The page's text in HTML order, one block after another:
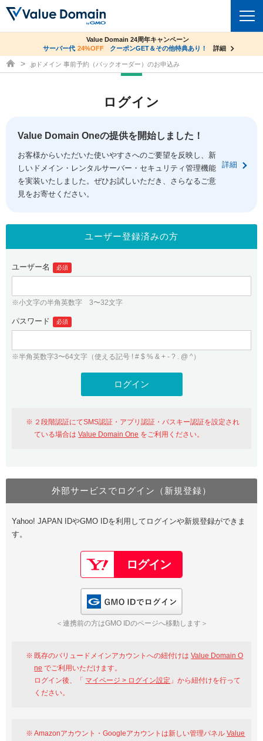
ドメイントップ
ドメイン移管
ドメイン価格一覧
ドメイン一括検索
.jpドメインオークション
gTLDオークション NEW!
.jpドメインバックオーダー
プレミアムドメイン
人気ドメインの種類
WHOIS検索
コアサーバー
バリューサーバー
XREA
セキュリティトップ
Value Domain ネットde診断
SSL証明書
サービストップ
お得意様割引
紹介制度
バリュードメインAPI
ドメイン・ホスティングOEM
facebook
ログイン
従来のバリュードメインをご利用希望の方
Value Domainにログイン
おすすめ One レンタルサーバーを含む最新の機能を使う方
Value Domain Oneにログイン
Google
GMO ID Amazon
※AmazonはValue Domain Oneのログイン画面へ遷移します
ユーザー登録
Value Domain Oneアカウント作成
以下でも登録可能
Google Yahoo!
GMO ID
co.jpドメイン✕コアサーバーV2ビジネス応援キャンペーン
サーバー料金1年間無料
詳細
Value Domain 24周年キャンペーン
サーバー代 24%OFF クーポンGET＆その他特典あり！ 詳細
ドメイン取得ならバリュードメイン
.jpドメイン 事前予約（バックオーダー）のお申込み
ログイン
Value Domain Oneの提供を開始しました！
お客様からいただいた使いやすさへのご要望を反映し、新
しいドメイン・レンタルサーバー・セキュリティ管理機能
を実装いたしました。ぜひお試しいただき、さらなるご意
見をお寄せください。
詳細
ユーザー登録済みの方
ユーザー名 必須
※小文字の半角英数字 3〜32文字
パスワード 必須
※半角英数字3〜64文字（使える記号 ! # $ % & + - ? . @ ^）
２段階認証にてSMS認証・アプリ認証・パスキー認証を設定され
ている場合はValue Domain One をご利用ください。
外部サービスでログイン（新規登録）
Yahoo! JAPAN IDやGMO IDを利用してログインや新規登録ができま
す。
＜連携前の方はGMO IDのページへ移動します＞
既存のバリュードメインアカウントへの紐付けはValue Domain O
ne でご利用いただけます。
ログイン後、「 マイページ > ログイン設定 」から紐付けを行って
ください。
Amazonアカウント・Googleアカウントは新しい管理パネルValue